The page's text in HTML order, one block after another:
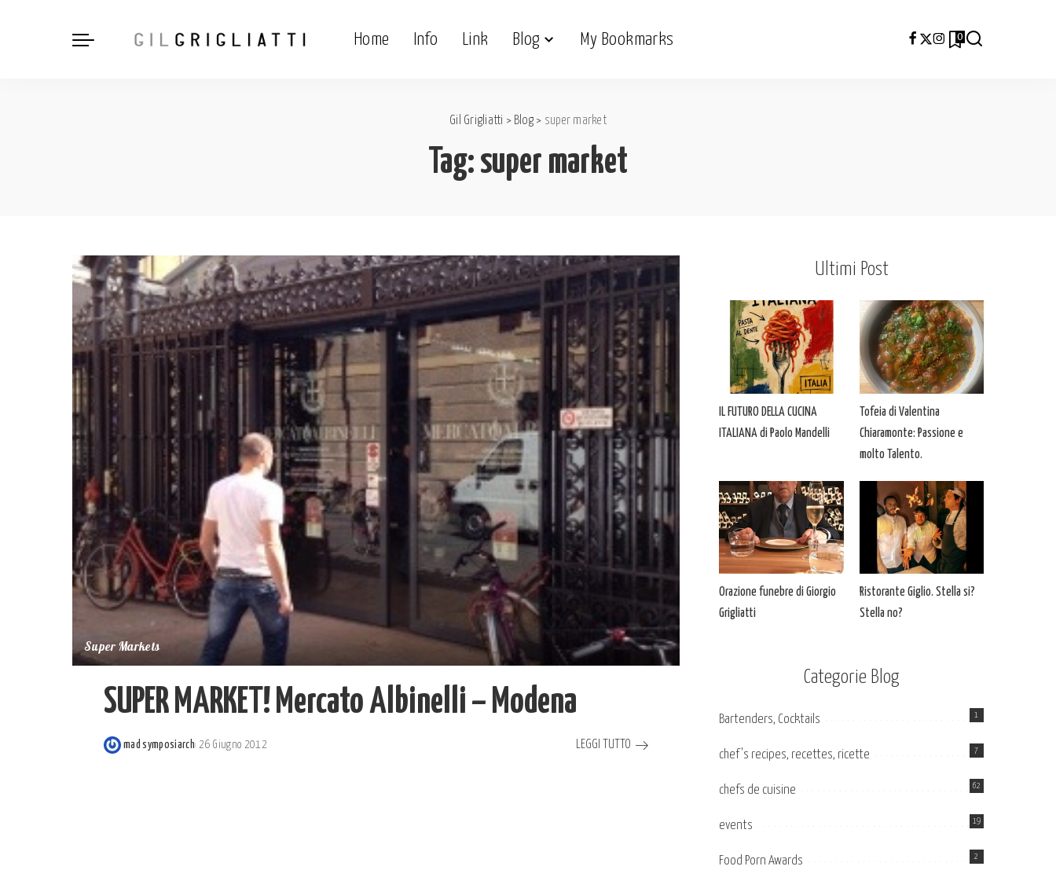
Home Info Link Blog My Bookmarks 0
Gil Grigliatti > Blog > super market
Tag: super market
Super Markets
SUPER MARKET! Mercato Albinelli – Modena
Posted
mad symposiarch 26 Giugno 2012 LEGGI TUTTO
Ultimi Post
IL FUTURO DELLA CUCINA
ITALIANA di Paolo Mandelli
Tofeia di Valentina
Chiaramonte: Passione e
molto Talento.
Orazione funebre di Giorgio
Grigliatti
Ristorante Giglio. Stella si?
Stella no?
Categorie Blog
Bartenders, Cocktails 1
chef's recipes, recettes, ricette 7
chefs de cuisine 62
events 19
Food Porn Awards 2